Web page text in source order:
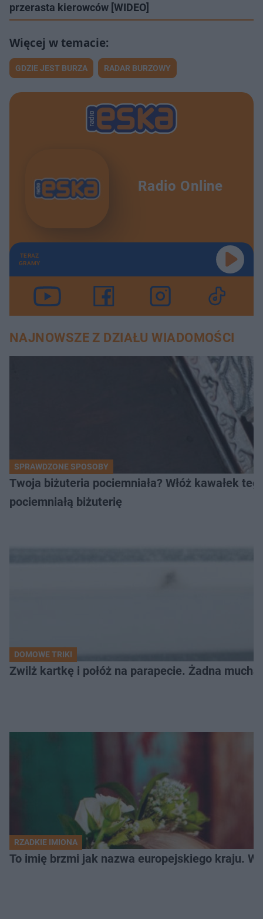
przerasta kierowców [WIDEO]
GDZIE JEST BURZA RADAR BURZOWY
Radio Online
TERAZ
GRAMY
NAJNOWSZE Z DZIAŁU WIADOMOŚCI
SPRAWDZONE SPOSOBY
Twoja biżuteria pociemniała? Włóż kawałek
pociemniałą biżuterię
DOMOWE TRIKI
Zwilż kartkę i połóż na parapecie. Żadna
RZADKIE IMIONA
To imię brzmi jak nazwa europejskiego kraju.